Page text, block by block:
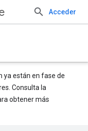
Acceder
ya están en fase de
Consulta la
obtener más